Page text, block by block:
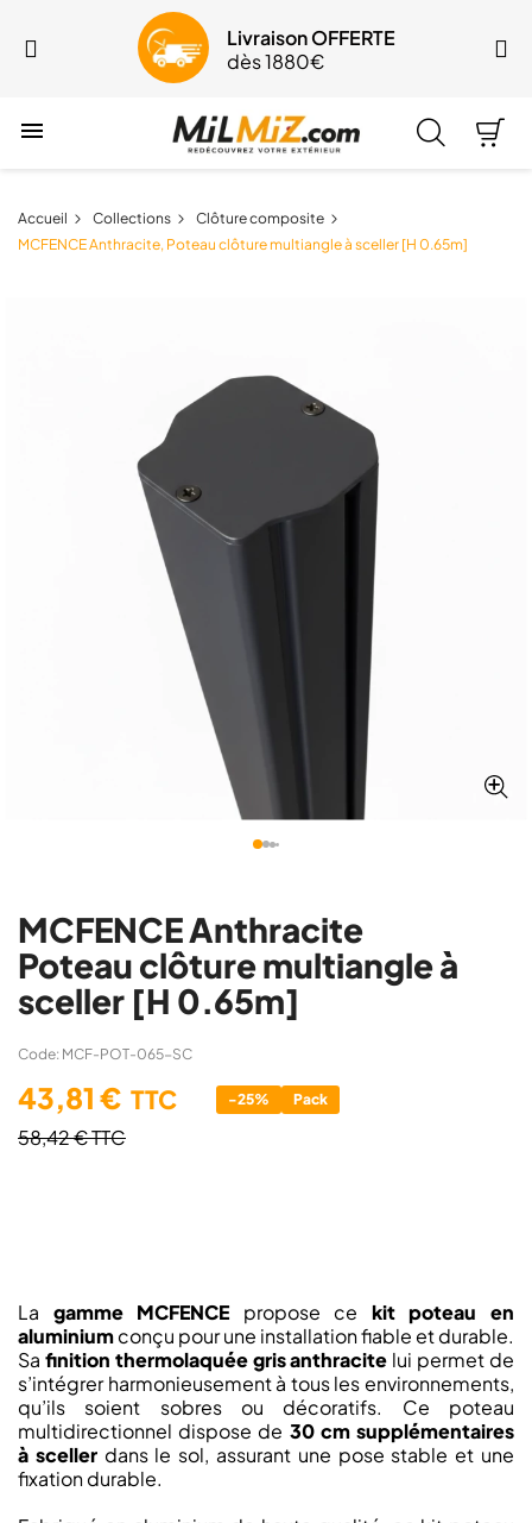
Livraison OFFERTE
dès 1880€

Accueil Collections
Clôture composite
MCFENCE Anthracite, Poteau clôture multiangle à sceller [H 0.65m]
MCFENCE Anthracite
Poteau clôture multiangle à
sceller [H 0.65m]
Code: MCF-POT-065-SC
43,81 € TTC -25% Pack
58,42 €TTC
La gamme MCFENCE propose ce kit poteau en
aluminiumconçu pour une installation fiable et durable.
Sa finition thermolaquée gris anthracite lui permet de
s’intégrer harmonieusement à tous les environnements,
qu’ils soient sobres ou décoratifs. Ce poteau
multidirectionnel dispose de 30 cm supplémentaires
à scellerdans le sol, assurant une pose stable et une
fixation durable.